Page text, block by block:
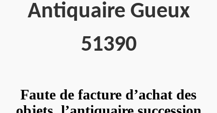
Antiquaire Gueux
51390
Faute de facture d’achat des